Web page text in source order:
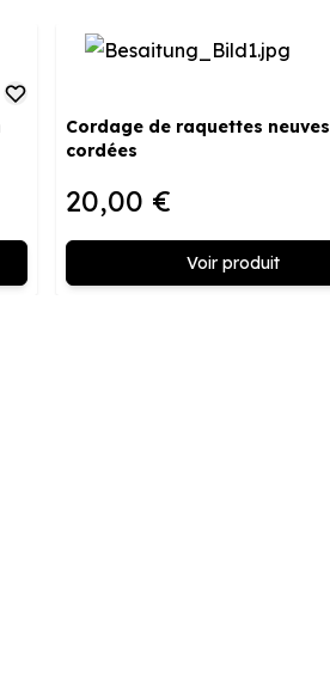
Cordage de raquettes neuves
cordées
20,00 €
Voir produit